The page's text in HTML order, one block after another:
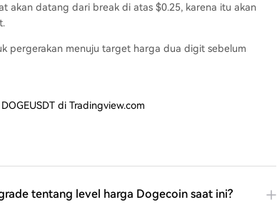
akan datang dari break di atas $0.25, karena itu akan
pergerakan menuju target harga dua digit sebelum
di Tradingview.com
tentang level harga Dogecoin saat ini?